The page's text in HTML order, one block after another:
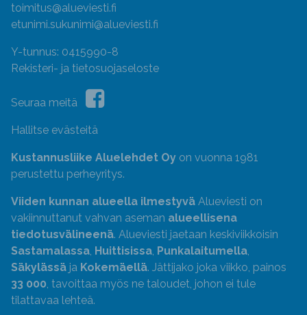
toimitus@alueviesti.fi
etunimi.sukunimi@alueviesti.fi
Y-tunnus: 0415990-8
Rekisteri- ja tietosuojaseloste
Seuraa meitä
Hallitse evästeitä
Kustannusliike Aluelehdet Oy on vuonna 1981
perustettu perheyritys.
Viiden kunnan alueella ilmestyvä Alueviesti on
vakiinnuttanut vahvan aseman alueellisena
tiedotusvälineenä. Alueviesti jaetaan keskiviikkoisin
Sastamalassa Huittisissa Punkalaitumella
Säkylässä ja Kokemäellä. Jättijako joka viikko, painos
33 000 , tavoittaa myös ne taloudet, johon ei tule
tilattavaa lehteä.